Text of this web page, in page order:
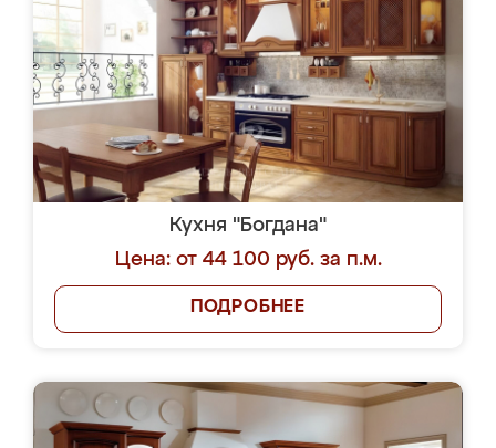
Кухня "Богдана"
Цена: от 44 100 руб. за п.м.
ПОДРОБНЕЕ